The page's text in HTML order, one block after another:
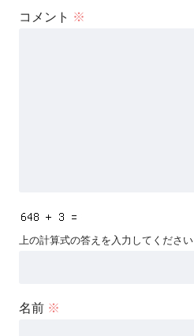
コメント ※
上の計算式の答えを入力してください
名前 ※